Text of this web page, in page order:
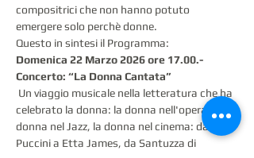
compositrici che non hanno potuto
emergere solo perchè donne.
Questo in sintesi il Programma:
Domenica 22 Marzo 2026 ore 17.00.-
Concerto: “La Donna Cantata”
Un viaggio musicale nella letteratura che ha
celebrato la donna: la donna nell'opera, la
donna nel Jazz, la donna nel cinema: da
Puccini a Etta James, da Santuzza di